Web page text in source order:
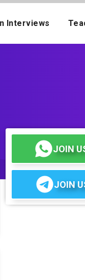
Interviews
JOIN
JOIN